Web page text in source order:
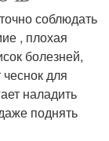
соблюдать
, плохая
болезней,
для
наладить
поднять